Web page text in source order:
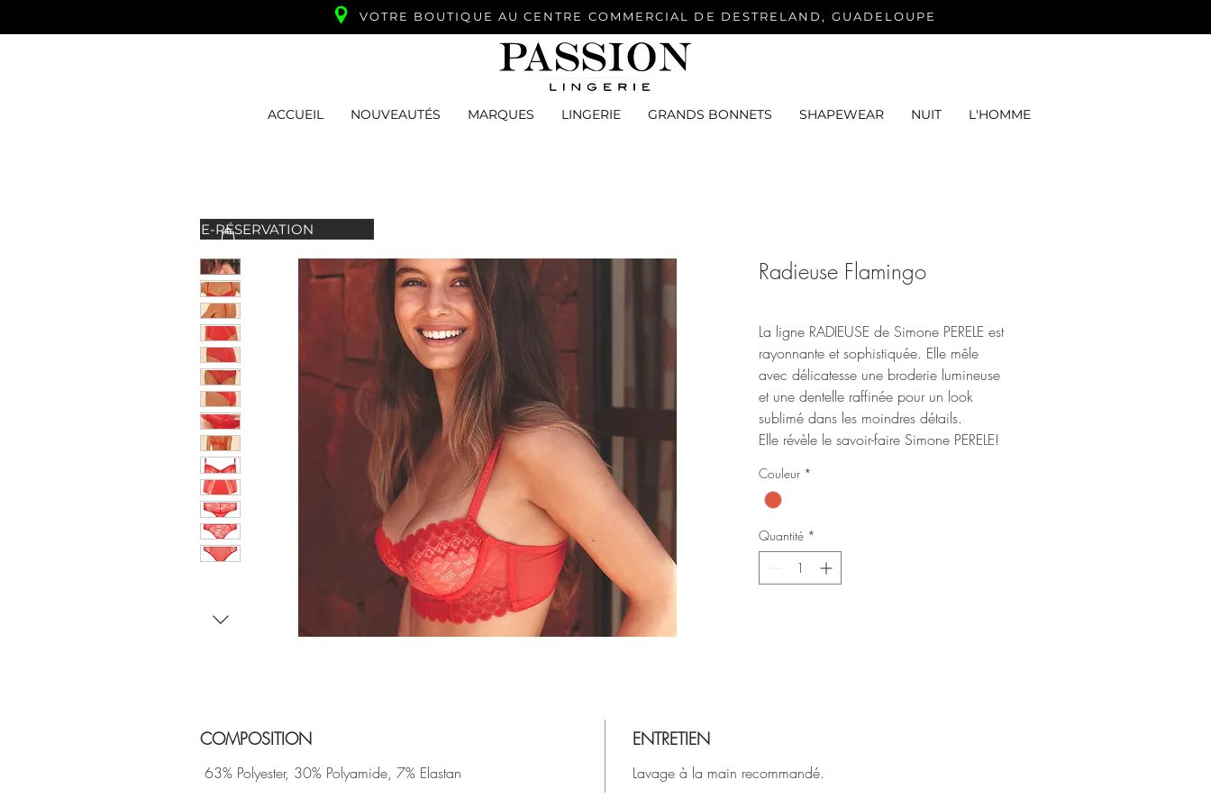
VOTRE BOUTIQUE AU CENTRE COMMERCIAL DE DESTRELAND, GUADELOUPE
ACCUEIL NOUVEAUTÉS MARQUES LINGERIE GRANDS BONNETS SHAPEWEAR NUIT L'HOMME
Radieuse Flamingo
La ligne RADIEUSE de Simone PERELE est
rayonnante et sophistiquée. Elle mêle
avec délicatesse une broderie lumineuse
et une dentelle raffinée pour un look
sublimé dans les moindres détails.
Elle révèle le savoir-faire Simone PERELE!
Couleur *
Quantité *
COMPOSITION
63% Polyester, 30% Polyamide, 7% Elastan
ENTRETIEN
Lavage à la main recommandé.
E-RÉSERVATION